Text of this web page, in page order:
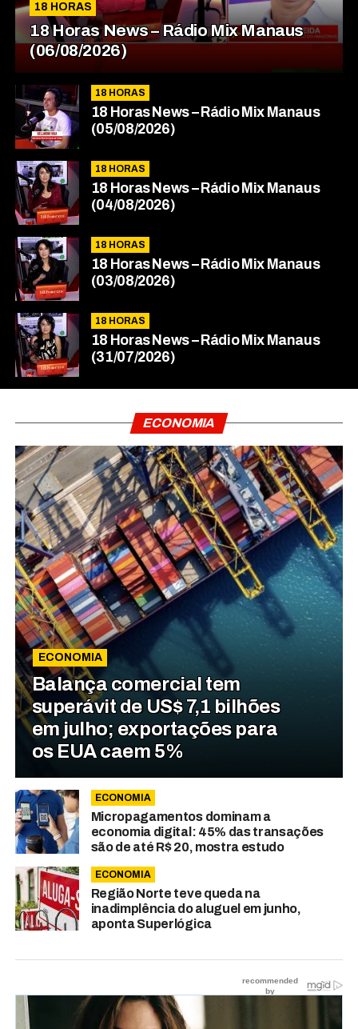
18 HORAS
18 Horas News​​​​​​​​​​​​ – Rádio Mix Manaus
(06/08/2026)
18 HORAS
18 Horas News​​​​​​​​​​​​ – Rádio Mix Manaus
(05/08/2026)
18 HORAS
18 Horas News​​​​​​​​​​​​ – Rádio Mix Manaus
(04/08/2026)
18 HORAS
18 Horas News​​​​​​​​​​​​ – Rádio Mix Manaus
(03/08/2026)
18 HORAS
18 Horas News​​​​​​​​​​​​ – Rádio Mix Manaus
(31/07/2026)
ECONOMIA
ECONOMIA
Balança comercial tem
superávit de US$ 7,1 bilhões
em julho; exportações para
os EUA caem 5%
ECONOMIA
Micropagamentos dominam a
economia digital: 45% das transações
são de até R$ 20, mostra estudo
ECONOMIA
Região Norte teve queda na
inadimplência do aluguel em junho,
aponta Superlógica